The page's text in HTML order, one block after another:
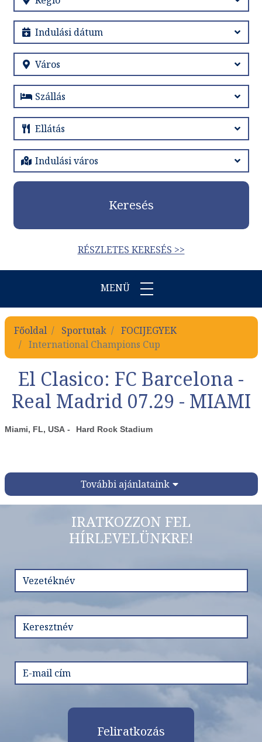
Keresés
RÉSZLETES KERESÉS >>
MENÜ
Főoldal Sportutak
FOCIJEGYEK
International Champions Cup
El Clasico: FC Barcelona -
Real Madrid 07.29 - MIAMI
Miami, FL, USA - Hard Rock Stadium
További ajánlataink
IRATKOZZON FEL
HÍRLEVELÜNKRE!
Feliratkozás